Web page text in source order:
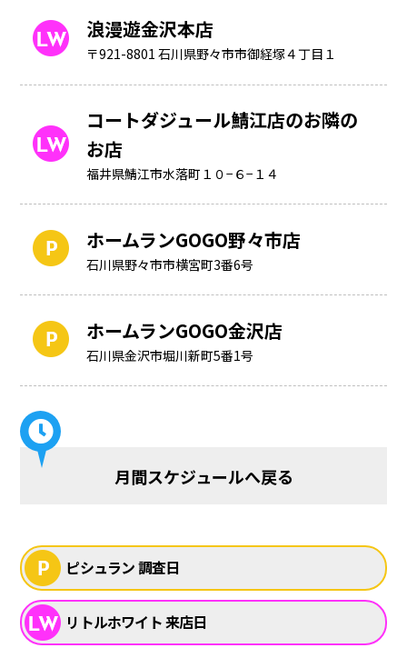
浪漫遊金沢本店
〒921-8801 石川県野々市市御経塚４丁目１
コートダジュール鯖江店のお隣の
お店
福井県鯖江市水落町１０−６−１４
ホームランGOGO野々市店
石川県野々市市横宮町3番6号
ホームランGOGO金沢店
石川県金沢市堀川新町5番1号
月間スケジュールへ戻る
ピシュラン 調査日
リトルホワイト 来店日